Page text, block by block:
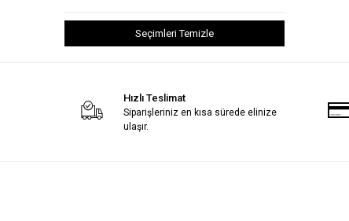
Seçimleri Temizle
Hızlı Teslimat
Siparişleriniz en kısa sürede elinize
ulaşır.